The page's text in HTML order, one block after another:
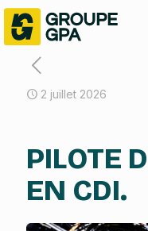
2 juillet 2026
PILOTE
EN CDI.